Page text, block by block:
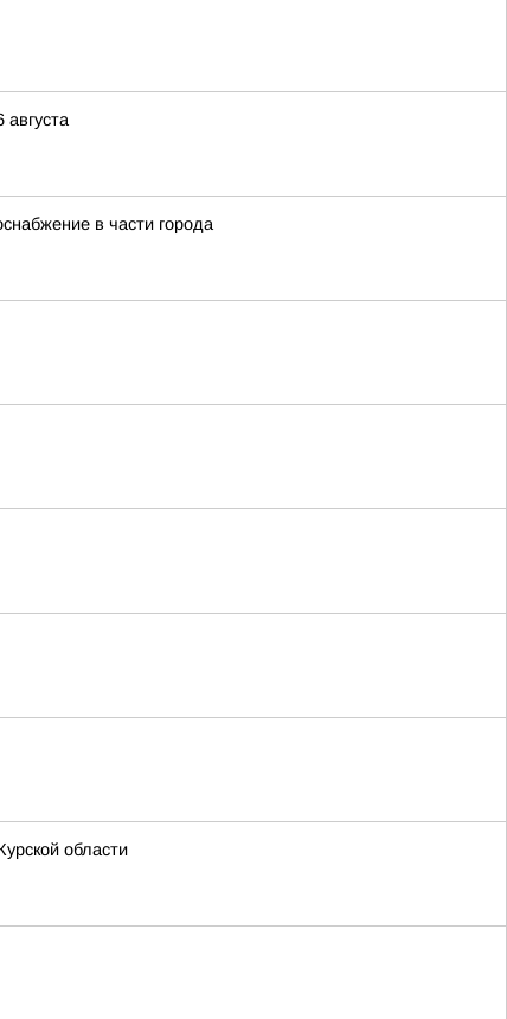
в части города
области